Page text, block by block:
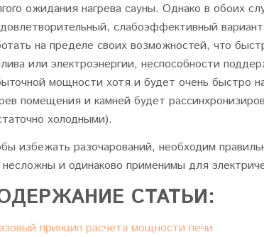
ожидания нагрева сауны. Однако в обоих
слабоэффективный
на пределе своих возможностей, что
или электроэнергии, неспособности
мощности хотя и будет очень быстро
помещения и камней будет
холодными).
избежать разочарований, необходим
несложны и одинаково применимы для
СТАТЬИ:
принцип расчета мощности печи